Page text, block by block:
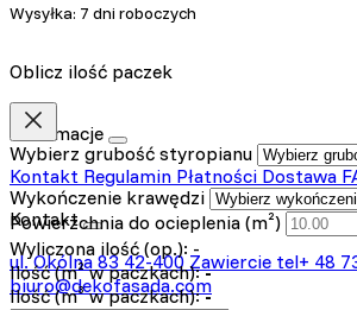
Wysyłka: 7 dni roboczych
Oblicz ilość paczek
Wybierz grubość styropianu
Wykończenie krawędzi
Powierzchnia do ocieplenia (m²)
Wyliczona ilość (op.): -
Ilość (m² w paczkach): -
Ilość (m³ w paczkach): -
Informacje
Kontakt Regulamin Płatności Dostawa
Kontakt
ul. Okólna 8342-400 Zawiercie tel+ 48
biuro@dekofasada.com